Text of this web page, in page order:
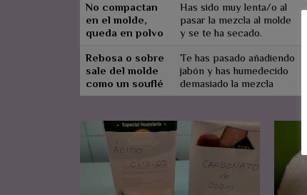
No compactan
en el molde,
queda en polvo
Has sido muy lenta/o al
pasar la mezcla al molde
y se te ha secado.
Rebosa o sobre
sale del molde
como un souflé
Te has pasado añadiendo
jabón y has humedecido
demasiado la mezcla